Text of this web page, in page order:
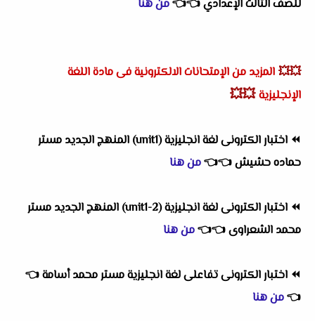
للصف الثالث الإعدادي👈
👈من هنا
💥💥 المزيد من الإمتحانات الالكترونية فى مادة اللغة
الإنجليزية 💥💥
⏪
اختبار الكترونى لغة انجليزية (unit1) المنهج الجديد مستر
حماده حشيش👈
👈من هنا
⏪
اختبار الكترونى لغة انجليزية (2-unit1) المنهج الجديد مستر
محمد الشعراوى👈
👈من هنا
⏪ اختبار الكترونى تفاعلى لغة انجليزية مستر محمد أسامة👈
👈من هنا